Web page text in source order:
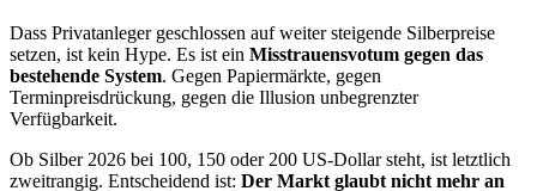
Dass Privatanleger geschlossen auf weiter steigende Silberpreise
setzen, ist kein Hype. Es ist ein Misstrauensvotum gegen das
bestehende System. Gegen Papiermärkte, gegen
Terminpreisdrückung, gegen die Illusion unbegrenzter
Verfügbarkeit.
Ob Silber 2026 bei 100, 150 oder 200 US-Dollar steht, ist letztlich
zweitrangig. Entscheidend ist: Der Markt glaubt nicht mehr an